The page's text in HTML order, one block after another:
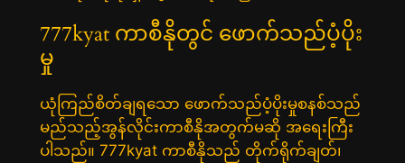
777kyat ကာစီနိုတွင် ဖောက်သည်ပံ့ပိုး
မှု
ယုံကြည်စိတ်ချရသော ဖောက်သည်ပံ့ပိုးမှုစနစ်သည်
မည်သည့်အွန်လိုင်းကာစီနိုအတွက်မဆို အရေးကြီး
ပါသည်။ 777kyat ကာစီနိုသည် တိုက်ရိုက်ချတ်၊